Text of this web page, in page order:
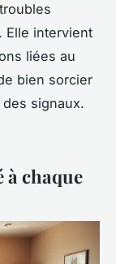
. Elle intervient
liées au
bien sorcier
signaux.
à chaque